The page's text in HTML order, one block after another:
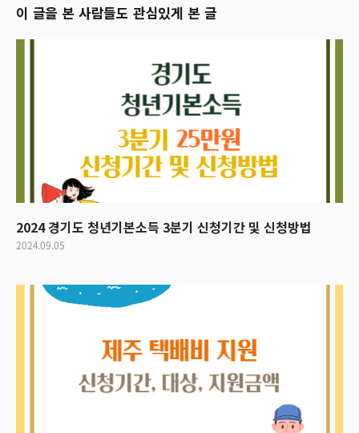
이 글을 본 사람들도 관심있게 본 글
2024 경기도 청년기본소득 3분기 신청기간 및 신청방법
2024.09.05